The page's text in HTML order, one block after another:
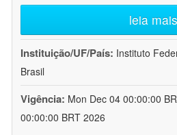
leia mais
Instituição/UF/País: Instituto
Brasil
Vigência: Mon Dec 04 00:00:00
00:00:00 BRT 2026